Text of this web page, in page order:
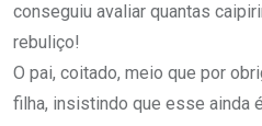
conseguiu avaliar quantas
rebuliço!
O pai, coitado, meio que por
filha, insistindo que esse ainda